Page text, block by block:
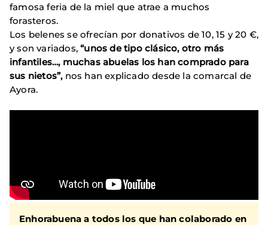
famosa feria de la miel que atrae a muchos
forasteros.
Los belenes se ofrecían por donativos de 10, 15 y 20 €,
y son variados,“unos de tipo clásico, otro más
infantiles…, muchas abuelas los han comprado para
sus nietos”,nos han explicado desde la comarcal de
Ayora.
Enhorabuena a todos los que han colaborado en